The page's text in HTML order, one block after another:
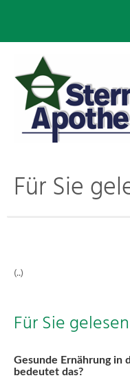
Für Sie
(..)
Für Sie gelesen
Gesunde Ernährung in
bedeutet das?